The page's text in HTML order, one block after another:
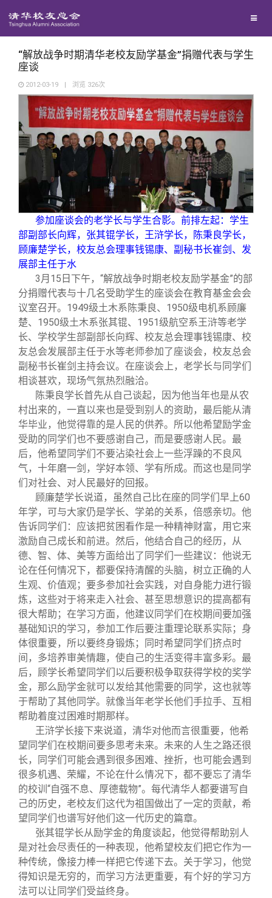
地区联络
年级联络
院系校友工作
专业委员会
兴趣群体
西南联大校友会
回馈母校
捐赠项目
捐赠新闻
捐赠纪事
捐赠方法
义工计划
媒体平台
《清华校友通讯》
《水木清华》
我要订阅
新媒体平台
百年清华
清华人物
清华故事
青春风采
校友文苑
校友讲坛
校友视界
校友服务
终身学习
信息化服务
三创大赛
实用信息
校友总会
总会简介
会长致辞
总会章程
理事会名单
制度法规
联系我们
关闭
“解放战争时期清华老校友励学基金”捐赠代表与学生
座谈
2012-03-19 | 浏览 326次
参加座谈会的老学长与学生合影。前排左起：学生
部副部长向辉，张其锟学长，王浒学长，陈秉良学长，
顾廉楚学长，校友总会理事钱锡康、副秘书长崔剑、发
展部主任于水
3 月15日 下午，“解放战争时期老校友励学基金”的部
分捐赠代表与十几名受助学生的座谈会在教育基金会会
议室召开。1949级土木系陈秉良、1950级电机系顾廉
楚、1950级土木系张其锟、1951级航空系王浒等老学
长、学校学生部副部长向辉、校友总会理事钱锡康、校
友总会发展部主任于水等老师参加了座谈会，校友总会
副秘书长崔剑主持会议。在座谈会上，老学长与同学们
相谈甚欢，现场气氛热烈融洽。
陈秉良学长首先从自己谈起，因为他当年也是从农
村出来的，一直以来也是受到别人的资助，最后能从清
华毕业，他觉得靠的是人民的供养。所以他希望励学金
受助的同学们也不要感谢自己，而是要感谢人民。最
后，他希望同学们不要沾染社会上一些浮躁的不良风
气，十年磨一剑，学好本领、学有所成。而这也是同学
们对社会、对人民最好的回报。
顾廉楚学长说道，虽然自己比在座的同学们早上60
年学，可与大家仍是学长、学弟的关系，倍感亲切。他
告诉同学们：应该把贫困看作是一种精神财富，用它来
激励自己成长和前进。然后，他结合自己的经历，从
德、智、体、美等方面给出了同学们一些建议：他说无
论在任何情况下，都要保持清醒的头脑，树立正确的人
生观、价值观；要多参加社会实践，对自身能力进行锻
炼，这些对于将来走入社会、甚至思想意识的提高都有
很大帮助；在学习方面，他建议同学们在校期间要加强
基础知识的学习，参加工作后要注重理论联系实际；身
体很重要，所以要终身锻炼；同时希望同学们挤点时
间，多培养审美情趣，使自己的生活变得丰富多彩。最
后，顾学长希望同学们以后要积极争取获得学校的奖学
金，那么励学金就可以发给其他需要的同学，这也就等
于帮助了其他同学。就像当年老学长他们手拉手、互相
帮助着度过困难时期那样。
王浒学长接下来说道，清华对他而言很重要，他希
望同学们在校期间要多思考未来。未来的人生之路还很
长，同学们可能会遇到很多困难、挫折，也可能会遇到
很多机遇、荣耀，不论在什么情况下，都不要忘了清华
的校训“自强不息、厚德载物”。每代清华人都要谱写自
己的历史，老校友们这代为祖国做出了一定的贡献，希
望同学们也谱写好他们这一代历史的篇章。
张其锟学长从励学金的角度谈起，他觉得帮助别人
是对社会尽责任的一种表现，他希望校友们把它作为一
种传统，像接力棒一样把它传递下去。关于学习，他觉
得知识是无穷的，而学习方法更重要，有个好的学习方
法可以让同学们受益终身。